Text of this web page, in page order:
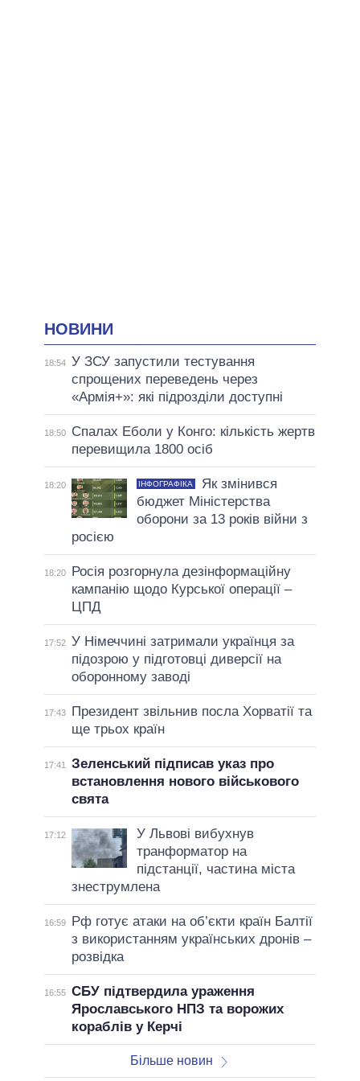
НОВИНИ
18:54 У ЗСУ запустили тестування
спрощених переведень через
«Армія+»: які підрозділи доступні
18:50
Спалах Еболи у Конго: кількість жертв
перевищила 1800 осіб
18:20 ІНФОГРАФІКА
Як змінився
бюджет Міністерства
оборони за 13 років війни з
росією
18:20
Росія розгорнула дезінформаційну
кампанію щодо Курської операції –
ЦПД
17:52 У Німеччині затримали українця за
підозрою у підготовці диверсії на
оборонному заводі
17:43
Президент звільнив посла Хорватії та
ще трьох країн
17:41
Зеленський підписав указ про
встановлення нового військового
свята
17:12
У Львові вибухнув
транформатор на
підстанції, частина міста
знеструмлена
16:59
Рф готує атаки на об’єкти країн Балтії
з використанням українських дронів –
розвідка
16:55 СБУ підтвердила ураження
Ярославського НПЗ та ворожих
кораблів у Керчі
Більше новин